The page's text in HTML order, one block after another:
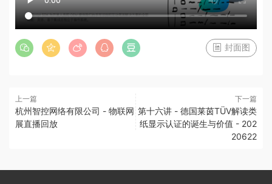
封面图
上一篇
杭州智控网络有限公司 - 物联网
展直播回放
下一篇
第十六讲 - 德国莱茵TÜV解读类
纸显示认证的诞生与价值 - 202
20622